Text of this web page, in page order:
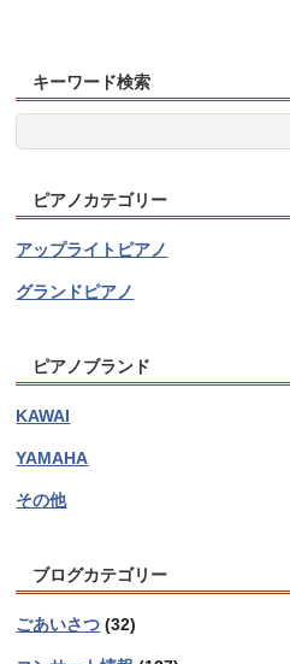
キーワード検索
ピアノカテゴリー
アップライトピアノ
グランドピアノ
ピアノブランド
KAWAI
YAMAHA
その他
ブログカテゴリー
ごあいさつ (32)